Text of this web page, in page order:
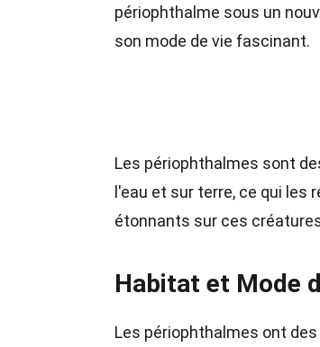
périophthalme sous un
son mode de vie fascinant.
Les périophthalmes sont
l'eau et sur terre, ce qui
étonnants sur ces
Habitat et Mode
Les périophthalmes ont